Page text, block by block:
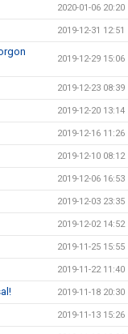
2020-01-06 20:20
2019-12-31 12:51
2019-12-29 15:06
2019-12-23 08:39
2019-12-20 13:14
2019-12-16 11:26
2019-12-10 08:12
2019-12-06 16:53
2019-12-03 23:35
2019-12-02 14:52
2019-11-25 15:55
2019-11-22 11:40
2019-11-18 20:30
2019-11-13 15:26